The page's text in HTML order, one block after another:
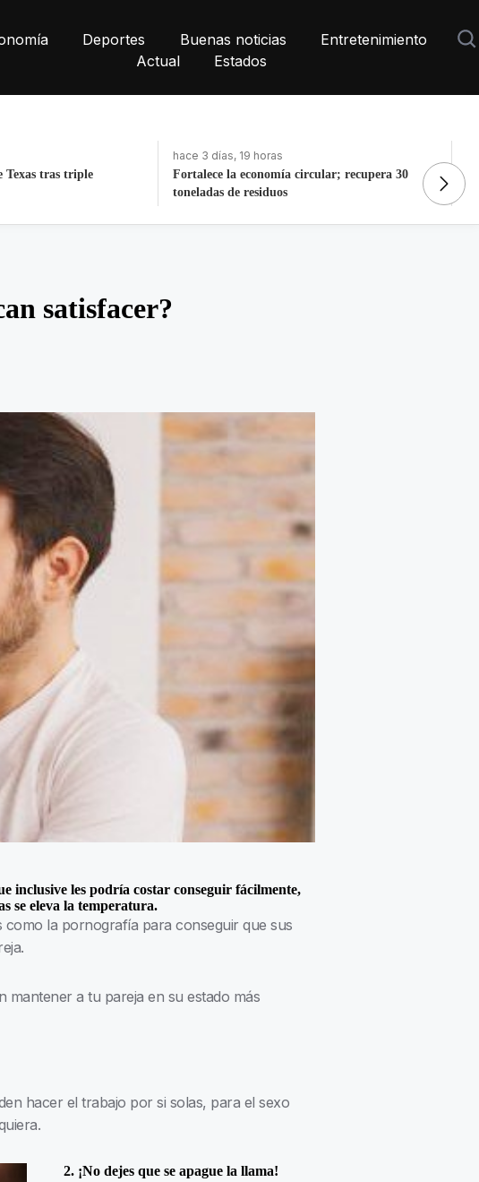
Deportes Buenas noticias
Entretenimiento
Actual
Estados
recupera 30
hace 3 días, 19 horas
La histórica cabalgata de Chignahuapan en
Puebla
satisfacer?
inclusive les podría costar conseguir fácilmente,
se eleva la temperatura.
la pornografía para conseguir que sus
mantener a tu pareja en su estado más
hacer el trabajo por si solas, para el sexo
2. ¡No dejes que se apague la llama!